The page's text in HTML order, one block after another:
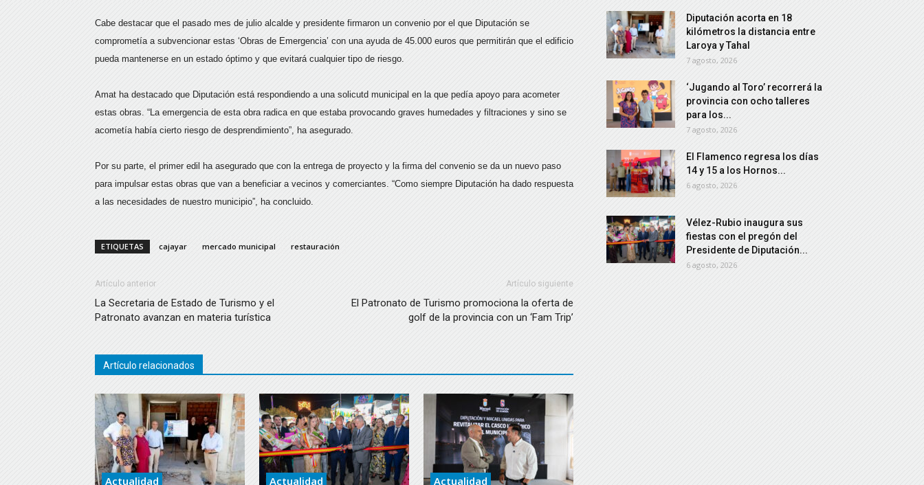
Cabe destacar que el pasado mes de julio alcalde y presidente firmaron un convenio por el que Diputación se
comprometía a subvencionar estas ‘Obras de Emergencia’ con una ayuda de 45.000 euros que permitirán que el edificio
pueda mantenerse en un estado óptimo y que evitará cualquier tipo de riesgo.
Amat ha destacado que Diputación está respondiendo a una solicutd municipal en la que pedía apoyo para acometer
estas obras. “La emergencia de esta obra radica en que estaba provocando graves humedades y filtraciones y sino se
acometía había cierto riesgo de desprendimiento”, ha asegurado.
Por su parte, el primer edil ha asegurado que con la entrega de proyecto y la firma del convenio se da un nuevo paso
para impulsar estas obras que van a beneficiar a vecinos y comerciantes. “Como siempre Diputación ha dado respuesta
a las necesidades de nuestro municipio”, ha concluido.
ETIQUETAS cajayar mercado municipal restauración
Artículo anterior
La Secretaria de Estado de Turismo y el
Patronato avanzan en materia turística
Artículo siguiente
El Patronato de Turismo promociona la oferta de
golf de la provincia con un ‘Fam Trip’
Artículo relacionados
Actualidad Actualidad Actualidad
Diputación acorta en 18
kilómetros la distancia entre
Laroya y Tahal
7 agosto, 2026
‘Jugando al Toro’ recorrerá la
provincia con ocho talleres
para los...
7 agosto, 2026
El Flamenco regresa los días
14 y 15 a los Hornos...
6 agosto, 2026
Vélez-Rubio inaugura sus
fiestas con el pregón del
Presidente de Diputación...
6 agosto, 2026